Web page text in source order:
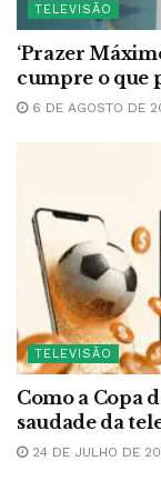
TELEVISÃO
‘Prazer
cumpre o que
6 DE AGOSTO DE
TELEVISÃO
Como a Copa
saudade da
24 DE JULHO DE